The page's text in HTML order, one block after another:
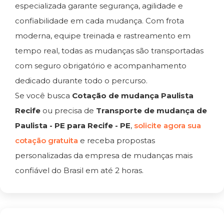
especializada garante segurança, agilidade e
confiabilidade em cada mudança. Com frota
moderna, equipe treinada e rastreamento em
tempo real, todas as mudanças são transportadas
com seguro obrigatório e acompanhamento
dedicado durante todo o percurso.
Se você busca Cotação de mudança Paulista
Recife ou precisa de Transporte de mudança de
Paulista - PE para Recife - PE, solicite agora sua
cotação gratuita e receba propostas
personalizadas da empresa de mudanças mais
confiável do Brasil em até 2 horas.